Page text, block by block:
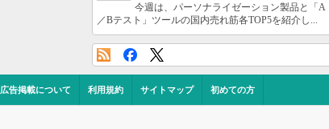
今週は、パーソナライゼーション製品と「A
／Bテスト」ツールの国内売れ筋各TOP5を紹介し...
広告掲載について 利用規約 サイトマップ 初めての方